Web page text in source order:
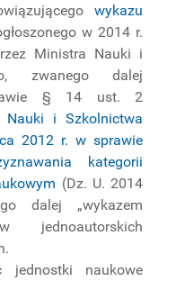
wykazu
w 2014 r.
Ministra Nauki i
zwanego dalej
§ 14 ust. 2
Nauki i Szkolnictwa
2012 r. w sprawie
kategorii
(Dz. U. 2014
dalej „wykazem
jednostki naukowe